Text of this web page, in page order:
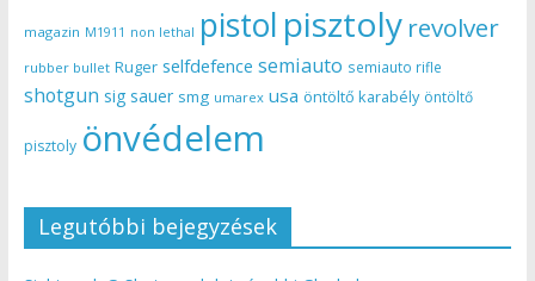
magazin M1911 non lethal pistol pisztoly revolver
rubber bullet Ruger selfdefence semiauto semiauto rifle
shotgun sig sauer smg umarex usa öntöltő karabély öntöltő
pisztoly önvédelem
Legutóbbi bejegyzések